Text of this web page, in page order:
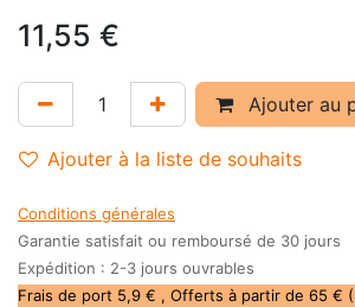
11,55 €
Ajouter au
Ajouter à la liste de souhaits
Conditions générales
Garantie satisfait ou remboursé de 30 jours
Expédition : 2-3 jours ouvrables
Frais de port 5,9 € , Offerts à partir de 65 €